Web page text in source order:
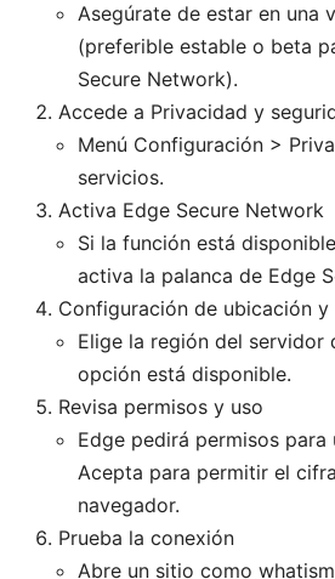
Asegúrate de estar en una
(preferible estable o beta
Secure Network).
Accede a Privacidad y
Menú Configuración >
servicios.
Activa Edge Secure Network
Si la función está
activa la palanca de Edge
Configuración de ubicación y
Elige la región del servidor
opción está disponible.
Revisa permisos y uso
Edge pedirá permisos para
Acepta para permitir el
navegador.
Prueba la conexión
Abre un sitio como